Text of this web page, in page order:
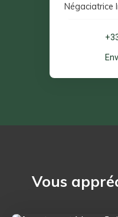
Négaciatrice
Vous